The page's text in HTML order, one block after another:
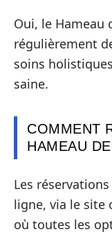
Oui, le Hameau
régulièrement
soins
saine.
COMMENT
HAMEAU
Les
ligne, via le site
où toutes les